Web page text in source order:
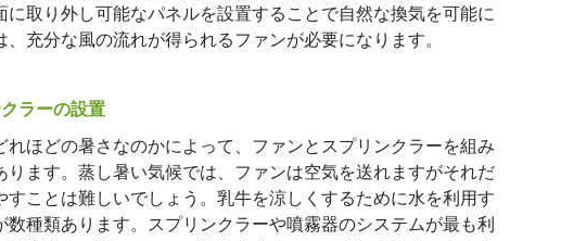
に取り外し可能なパネルを設置することで自然な換気を可能に
、充分な風の流れが得られるファンが必要になります。
ラーの設置
れほどの暑さなのかによって、ファンとスプリンクラーを組み
ります。蒸し暑い気候では、ファンは空気を送れますがそれだ
すことは難しいでしょう。乳牛を涼しくするために水を利用す
数種類あります。スプリンクラーや噴霧器のシステムが最も利